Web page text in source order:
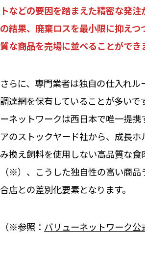
トなどの要因を踏まえた精密な発
の結果、廃棄ロスを最小限に抑えつ
質な商品を売場に並べることができ
さらに、専門業者は独自の仕入れル
調達網を保有していることが多いで
ーネットワークは西日本で唯一提携
アのストックヤード社から、成長ホ
み換え飼料を使用しない高品質な食
（※）、こうした独自性の高い商
合店との差別化要素となります。
（※参照： バリューネットワーク公